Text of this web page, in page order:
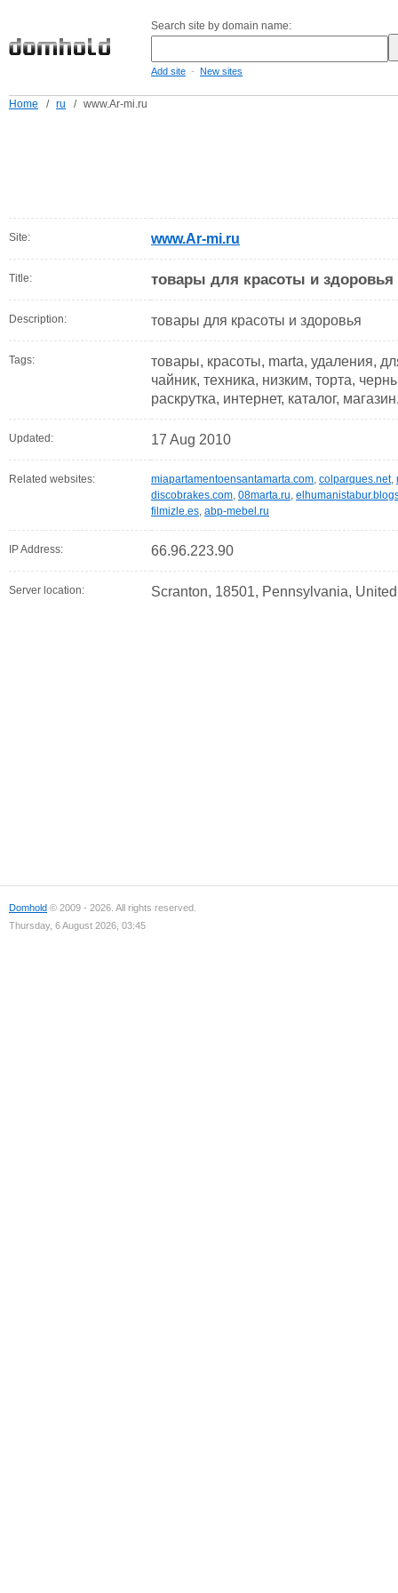
Search site by domain name:
Add site - New sites
Home / ru / www.Ar-mi.ru
Site: www.Ar-mi.ru
Title: товары для красоты и здоровья
Description: товары для красоты и здоровья
Tags:
товары, красоты, marta, удаления,
чайник, техника, низким, торта,
раскрутка, интернет, каталог,
Updated: 17 Aug 2010
Related websites: miapartamentoensantamarta.com, colparques.net,
discobrakes.com, 08marta.ru,
filmizle.es, abp-mebel.ru
IP Address: 66.96.223.90
Server location: Scranton, 18501, Pennsylvania,
Domhold © 2009 - 2026. All rights reserved.
Thursday, 6 August 2026, 03:45